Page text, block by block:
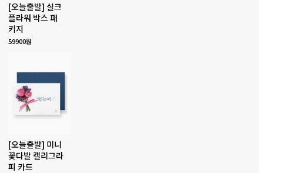
[오늘출발] 실크
플라워 박스 패
키지
59900원
[오늘출발] 미니
꽃다발 캘리그라
피 카드